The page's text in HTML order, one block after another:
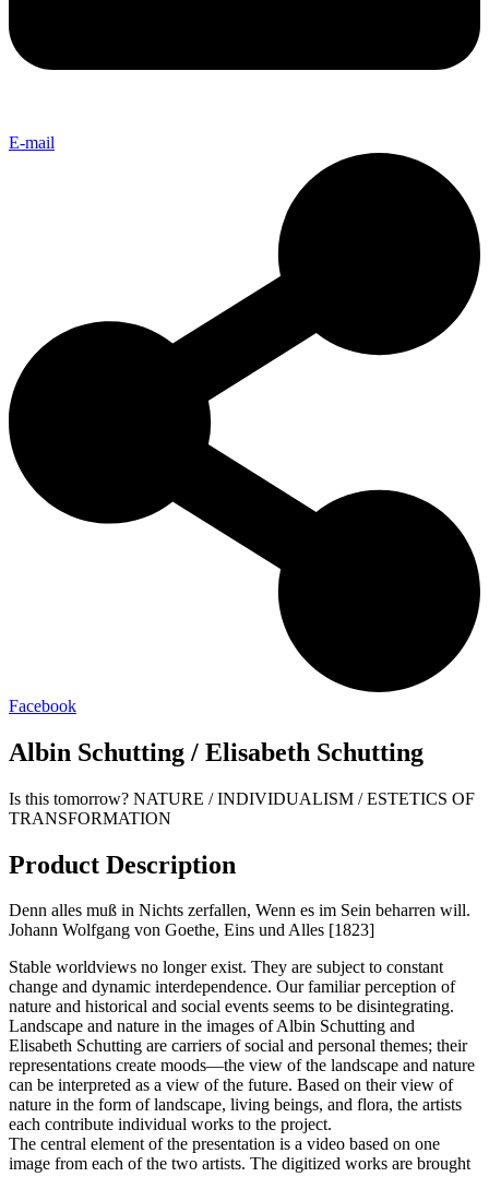
E-mail
Facebook
Albin Schutting / Elisabeth Schutting
Is this tomorrow? NATURE / INDIVIDUALISM / ESTETICS OF
TRANSFORMATION
Product Description
Denn alles muß in Nichts zerfallen, Wenn es im Sein beharren will.
Johann Wolfgang von Goethe, Eins und Alles [1823]
Stable worldviews no longer exist. They are subject to constant
change and dynamic interdependence. Our familiar perception of
nature and historical and social events seems to be disintegrating.
Landscape and nature in the images of Albin Schutting and
Elisabeth Schutting are carriers of social and personal themes; their
representations create moods—the view of the landscape and nature
can be interpreted as a view of the future. Based on their view of
nature in the form of landscape, living beings, and flora, the artists
each contribute individual works to the project.
The central element of the presentation is a video based on one
image from each of the two artists. The digitized works are brought